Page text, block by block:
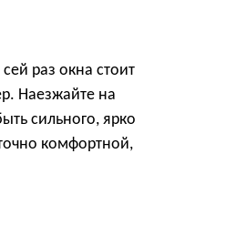
раз окна стоит
Наезжайте на
сильного, ярко
комфортной,